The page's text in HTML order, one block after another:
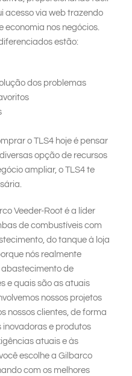
acesso via web trazendo
economia nos negócios.
estão:
dos problemas
o TLS4 hoje é pensar
opção de recursos
ampliar, o TLS4 te
Veeder-Root é a líder
de combustíveis com
do tanque à loja
nós realmente
de
e quais são as atuais
nossos projetos
nossos clientes, de forma
inovadoras e produtos
atuais e às
escolhe a Gilbarco
com os melhores